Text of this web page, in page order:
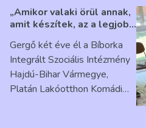
„Amikor valaki örül annak,
amit készítek, az a legjobb
Ribárszky Gergő ellátottal
Gergő két éve él a Bíborka
Integrált Szociális Intézmény
Hajdú-Bihar Vármegye,
Platán Lakóotthon Komádi